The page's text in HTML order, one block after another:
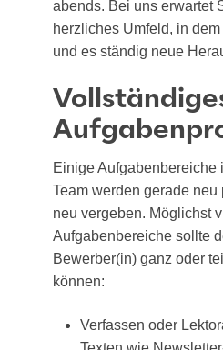
abends. Bei uns erwar­tet
herz­li­ches Umfeld, in
und es stän­dig neue
Eini­ge Auf­ga­ben­be­rei­che
Team wer­den gera­de neu
neu ver­ge­ben. Mög­lichst
Auf­ga­ben­be­rei­che soll­te
Bewerber(in) ganz oder
können:
Ver­fas­sen oder